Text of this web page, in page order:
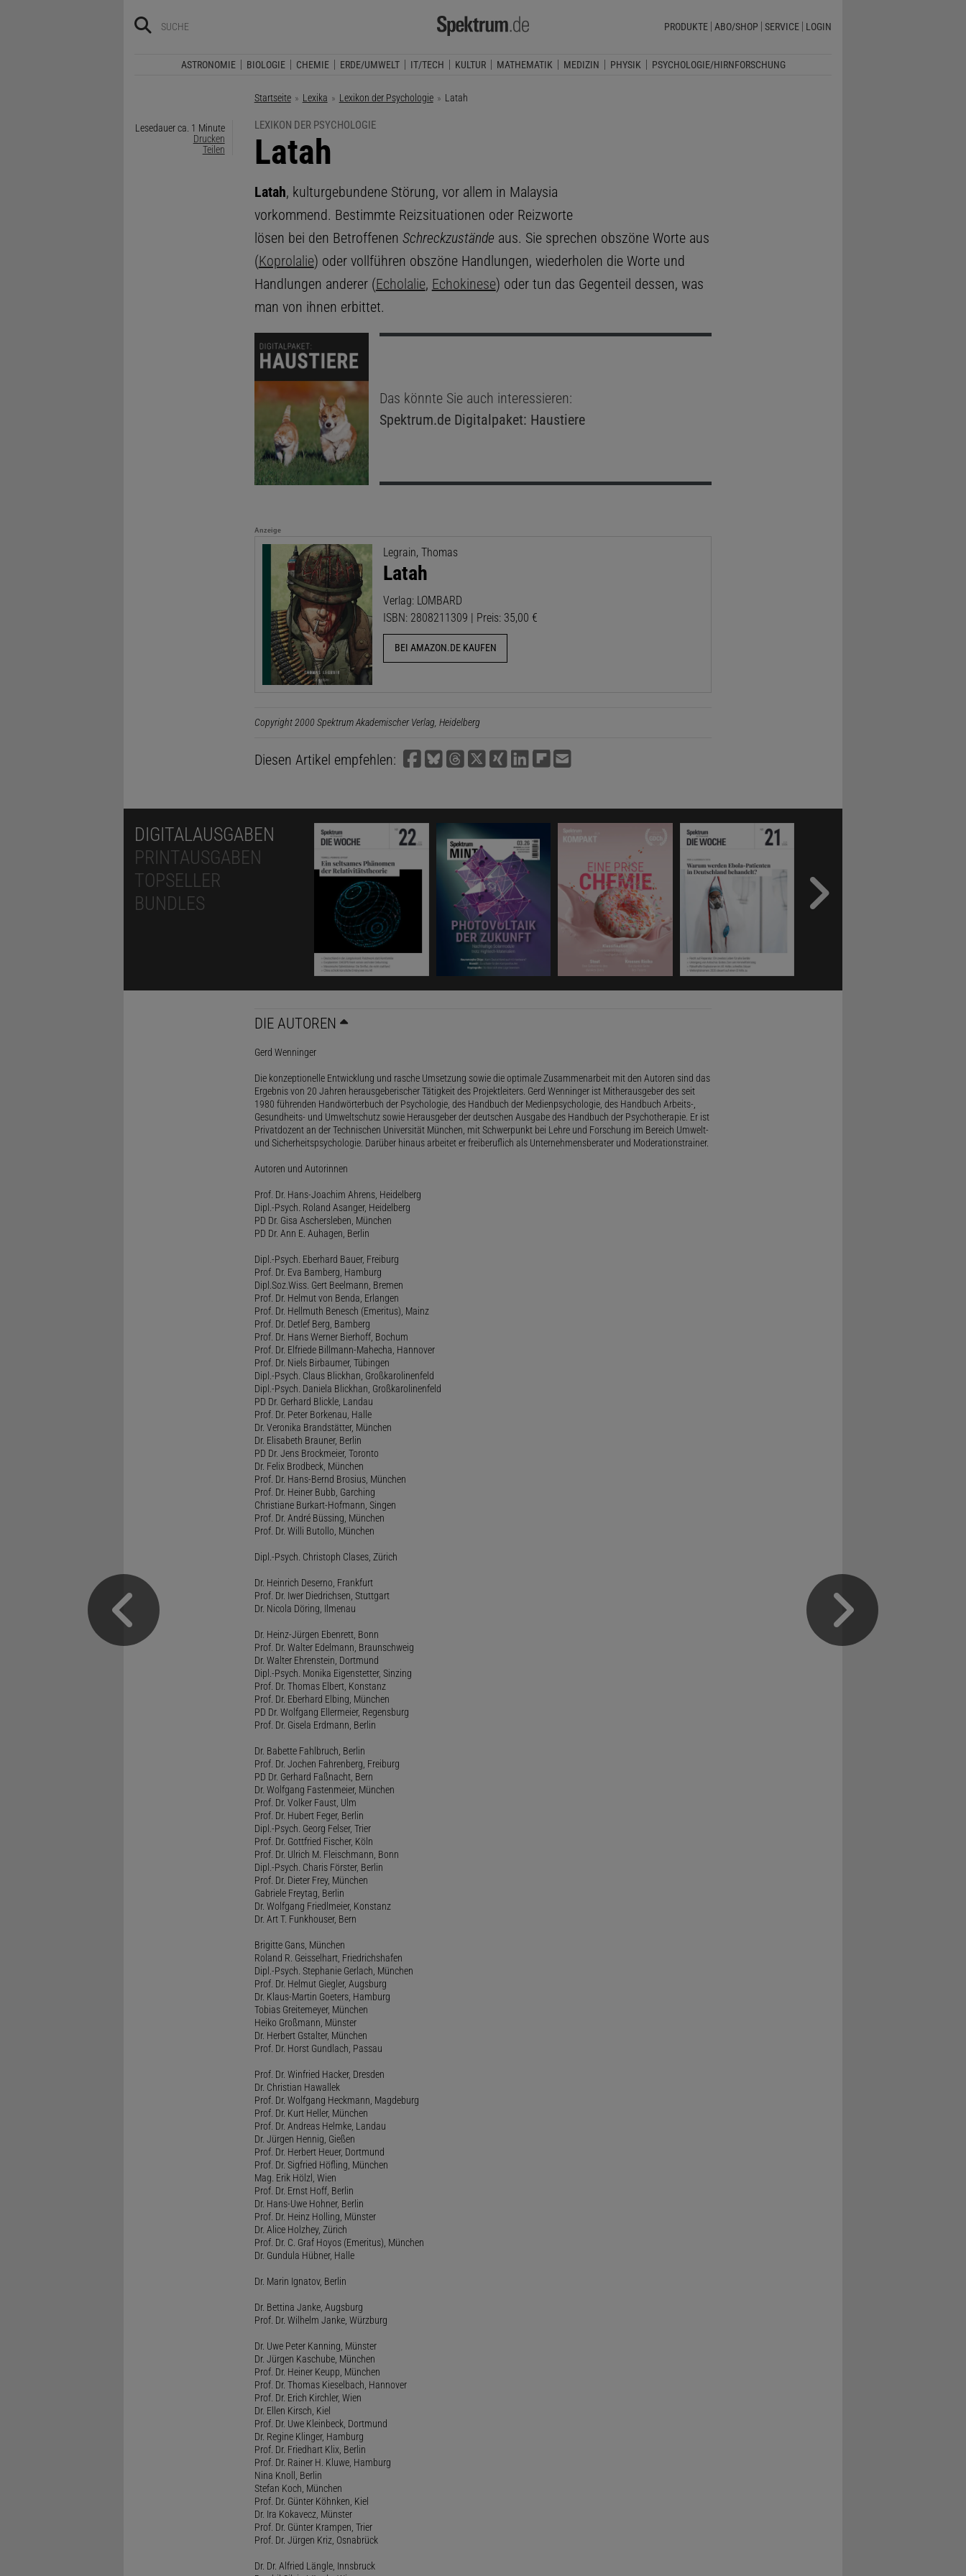
PRODUKTE ABO/SHOP SERVICE LOGIN
ASTRONOMIE BIOLOGIE CHEMIE ERDE/UMWELT IT/TECH KULTUR MATHEMATIK MEDIZIN PHYSIK PSYCHOLOGIE/HIRNFORSCHUNG
Startseite Lexika Lexikon der Psychologie Aktuelle Seite:
Latah
Lesedauer ca. 1 Minute
Drucken
Teilen
LEXIKON DER PSYCHOLOGIE
:
Latah
Latah, kulturgebundene Störung, vor allem in Malaysia
vorkommend. Bestimmte Reizsituationen oder Reizworte
lösen bei den Betroffenen Schreckzustände aus. Sie sprechen obszöne Worte aus
(Koprolalie) oder vollführen obszöne Handlungen, wiederholen die Worte und
Handlungen anderer (Echolalie, Echokinese) oder tun das Gegenteil dessen, was
man von ihnen erbittet.
Das könnte Sie auch interessieren:
Spektrum.deDigitalpaket: Haustiere
Anzeige
Legrain, Thomas
Latah
Verlag: LOMBARD
ISBN: 2808211309 | Preis: 35,00 €
BEI AMAZON.DE KAUFEN
Copyright 2000 Spektrum Akademischer Verlag, Heidelberg
Diesen Artikel empfehlen:
DIGITALAUSGABEN
PRINTAUSGABEN
TOPSELLER
BUNDLES
DIE AUTOREN
Gerd Wenninger
Die konzeptionelle Entwicklung und rasche Umsetzung sowie die optimale Zusammenarbeit mit den Autoren sind das
Ergebnis von 20 Jahren herausgeberischer Tätigkeit des Projektleiters. Gerd Wenninger ist Mitherausgeber des seit
1980 führenden Handwörterbuch der Psychologie, des Handbuch der Medienpsychologie, des Handbuch Arbeits-,
Gesundheits- und Umweltschutz sowie Herausgeber der deutschen Ausgabe des Handbuch der Psychotherapie. Er ist
Privatdozent an der Technischen Universität München, mit Schwerpunkt bei Lehre und Forschung im Bereich Umwelt-
und Sicherheitspsychologie. Darüber hinaus arbeitet er freiberuflich als Unternehmensberater und Moderationstrainer.
Autoren und Autorinnen
Prof. Dr. Hans-Joachim Ahrens, Heidelberg
Dipl.-Psych. Roland Asanger, Heidelberg
PD Dr. Gisa Aschersleben, München
PD Dr. Ann E. Auhagen, Berlin
Dipl.-Psych. Eberhard Bauer, Freiburg
Prof. Dr. Eva Bamberg, Hamburg
Dipl.Soz.Wiss. Gert Beelmann, Bremen
Prof. Dr. Helmut von Benda, Erlangen
Prof. Dr. Hellmuth Benesch (Emeritus), Mainz
Prof. Dr. Detlef Berg, Bamberg
Prof. Dr. Hans Werner Bierhoff, Bochum
Prof. Dr. Elfriede Billmann-Mahecha, Hannover
Prof. Dr. Niels Birbaumer, Tübingen
Dipl.-Psych. Claus Blickhan, Großkarolinenfeld
Dipl.-Psych. Daniela Blickhan, Großkarolinenfeld
PD Dr. Gerhard Blickle, Landau
Prof. Dr. Peter Borkenau, Halle
Dr. Veronika Brandstätter, München
Dr. Elisabeth Brauner, Berlin
PD Dr. Jens Brockmeier, Toronto
Dr. Felix Brodbeck, München
Prof. Dr. Hans-Bernd Brosius, München
Prof. Dr. Heiner Bubb, Garching
Christiane Burkart-Hofmann, Singen
Prof. Dr. André Büssing, München
Prof. Dr. Willi Butollo, München
Dipl.-Psych. Christoph Clases, Zürich
Dr. Heinrich Deserno, Frankfurt
Prof. Dr. Iwer Diedrichsen, Stuttgart
Dr. Nicola Döring, Ilmenau
Dr. Heinz-Jürgen Ebenrett, Bonn
Prof. Dr. Walter Edelmann, Braunschweig
Dr. Walter Ehrenstein, Dortmund
Dipl.-Psych. Monika Eigenstetter, Sinzing
Prof. Dr. Thomas Elbert, Konstanz
Prof. Dr. Eberhard Elbing, München
PD Dr. Wolfgang Ellermeier, Regensburg
Prof. Dr. Gisela Erdmann, Berlin
Dr. Babette Fahlbruch, Berlin
Prof. Dr. Jochen Fahrenberg, Freiburg
PD Dr. Gerhard Faßnacht, Bern
Dr. Wolfgang Fastenmeier, München
Prof. Dr. Volker Faust, Ulm
Prof. Dr. Hubert Feger, Berlin
Dipl.-Psych. Georg Felser, Trier
Prof. Dr. Gottfried Fischer, Köln
Prof. Dr. Ulrich M. Fleischmann, Bonn
Dipl.-Psych. Charis Förster, Berlin
Prof. Dr. Dieter Frey, München
Gabriele Freytag, Berlin
Dr. Wolfgang Friedlmeier, Konstanz
Dr. Art T. Funkhouser, Bern
Brigitte Gans, München
Roland R. Geisselhart, Friedrichshafen
Dipl.-Psych. Stephanie Gerlach, München
Prof. Dr. Helmut Giegler, Augsburg
Dr. Klaus-Martin Goeters, Hamburg
Tobias Greitemeyer, München
Heiko Großmann, Münster
Dr. Herbert Gstalter, München
Prof. Dr. Horst Gundlach, Passau
Prof. Dr. Winfried Hacker, Dresden
Dr. Christian Hawallek
Prof. Dr. Wolfgang Heckmann, Magdeburg
Prof. Dr. Kurt Heller, München
Prof. Dr. Andreas Helmke, Landau
Dr. Jürgen Hennig, Gießen
Prof. Dr. Herbert Heuer, Dortmund
Prof. Dr. Sigfried Höfling, München
Mag. Erik Hölzl, Wien
Prof. Dr. Ernst Hoff, Berlin
Dr. Hans-Uwe Hohner, Berlin
Prof. Dr. Heinz Holling, Münster
Dr. Alice Holzhey, Zürich
Prof. Dr. C. Graf Hoyos (Emeritus), München
Dr. Gundula Hübner, Halle
Dr. Marin Ignatov, Berlin
Dr. Bettina Janke, Augsburg
Prof. Dr. Wilhelm Janke, Würzburg
Dr. Uwe Peter Kanning, Münster
Dr. Jürgen Kaschube, München
Prof. Dr. Heiner Keupp, München
Prof. Dr. Thomas Kieselbach, Hannover
Prof. Dr. Erich Kirchler, Wien
Dr. Ellen Kirsch, Kiel
Prof. Dr. Uwe Kleinbeck, Dortmund
Dr. Regine Klinger, Hamburg
Prof. Dr. Friedhart Klix, Berlin
Prof. Dr. Rainer H. Kluwe, Hamburg
Nina Knoll, Berlin
Stefan Koch, München
Prof. Dr. Günter Köhnken, Kiel
Dr. Ira Kokavecz, Münster
Prof. Dr. Günter Krampen, Trier
Prof. Dr. Jürgen Kriz, Osnabrück
Dr. Dr. Alfried Längle, Innsbruck